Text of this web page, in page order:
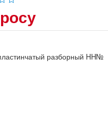
разборный HH№